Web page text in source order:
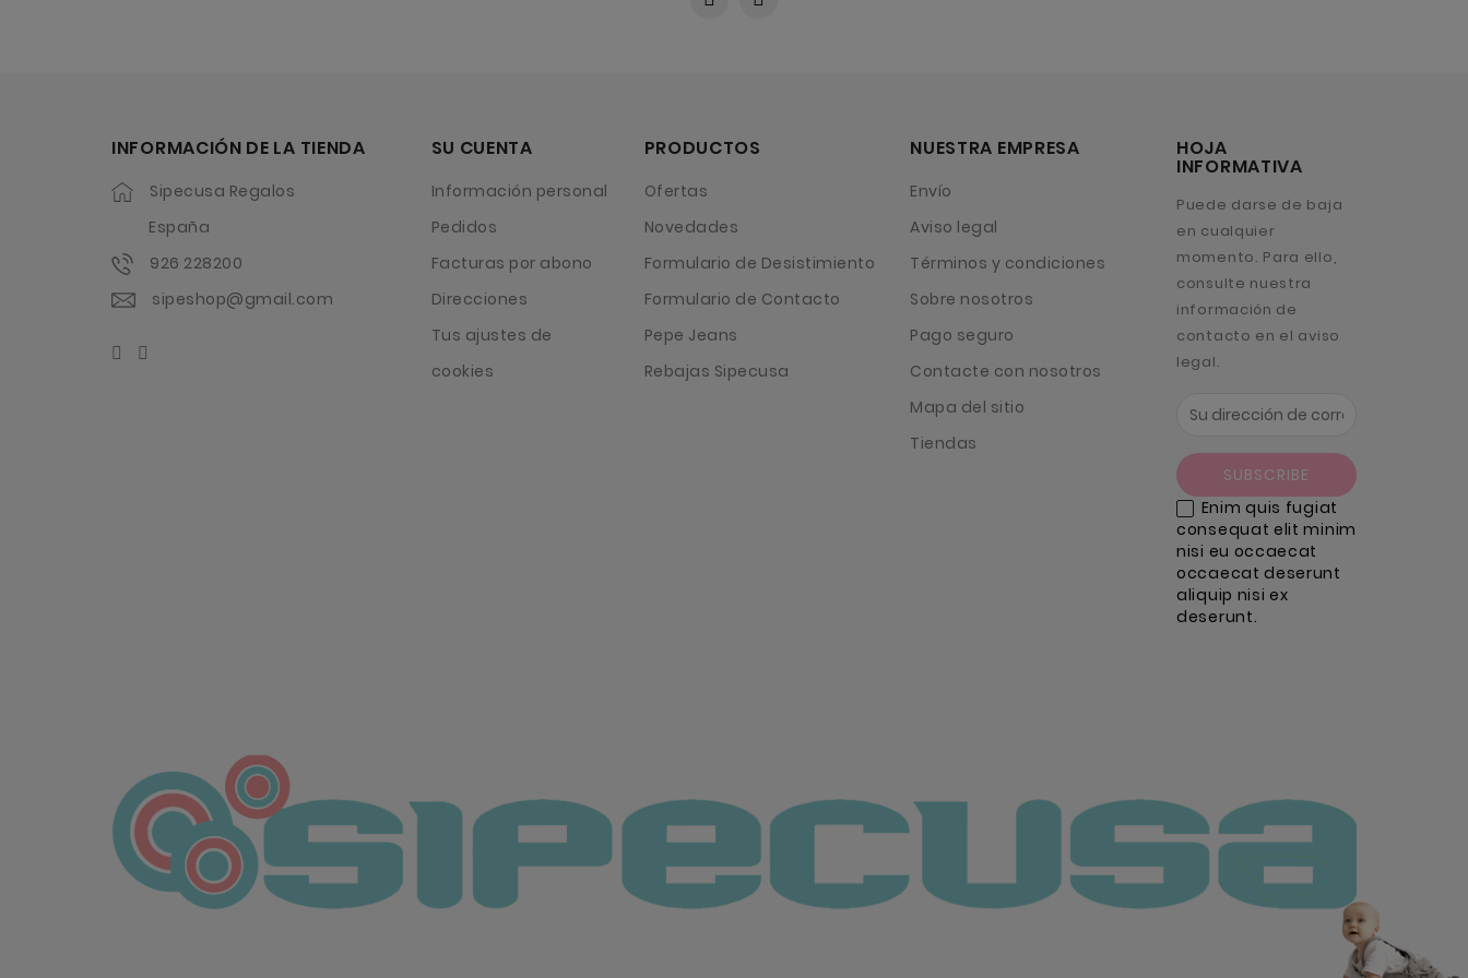
INFORMACIÓN DE LA TIENDA
Sipecusa Regalos
España
926 228200
sipeshop@gmail.com
SU CUENTA
Información personal
Pedidos
Facturas por abono
Direcciones
Tus ajustes de
cookies
PRODUCTOS
Ofertas
Novedades
Formulario de Desistimiento
Formulario de Contacto
Pepe Jeans
Rebajas Sipecusa
NUESTRA EMPRESA
Envío
Aviso legal
Términos y condiciones
Sobre nosotros
Pago seguro
Contacte con nosotros
Mapa del sitio
Tiendas
HOJA
INFORMATIVA
Puede darse de baja
en cualquier
momento. Para ello,
consulte nuestra
información de
contacto en el aviso
legal.
Enim quis fugiat
consequat elit minim
nisi eu occaecat
occaecat deserunt
aliquip nisi ex
deserunt.